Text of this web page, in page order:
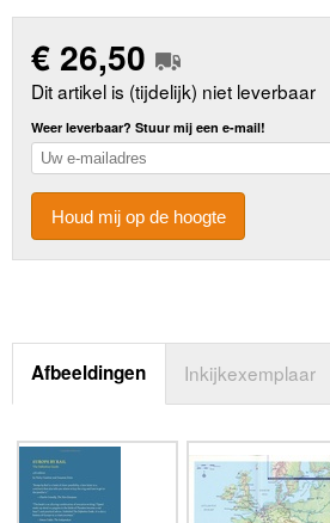
€ 26,50
Dit artikel is (tijdelijk) niet leverbaar
Weer leverbaar? Stuur mij een e-mail!
Houd mij op de hoogte
Afbeeldingen Inkijkexemplaar